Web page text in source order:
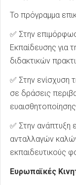
Το πρόγραμμα
✅ Στην
Εκπαίδευσης για
διδακτικών
✅ Στην ενίσχυση
σε δράσεις
ευαισθητοποίησης.
✅ Στην ανάπτυξη
ανταλλαγών
εκπαιδευτικούς
Ευρωπαϊκές